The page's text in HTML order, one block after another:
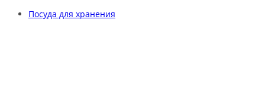
Посуда для хранения